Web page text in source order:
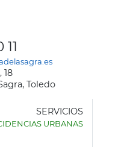
18
Toledo
SERVICIOS
URBANAS